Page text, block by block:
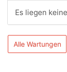
Es liegen
Alle Wartungen